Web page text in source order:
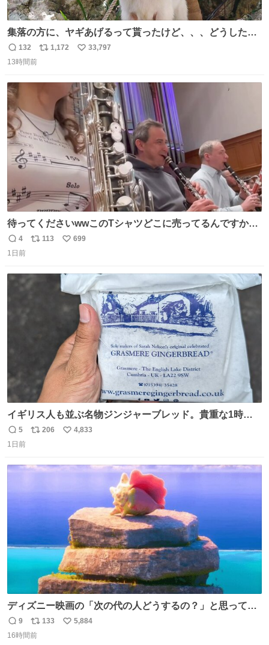
集落の方に、ヤギあげるって貰ったけど、、、どうしたら
ええんかわからん。 とりあえず軒先に繋いでるけど人慣れ
してないから、スマホの通知音でビクッてなってはる。
返
信
132
リ
ト
数
1,172
い
数
33,797
13時間前
待ってくださいwwこのTシャツどこに売ってるんですか
www
返
信
4
リ
113
い
699
1日前
イギリス人も並ぶ名物ジンジャーブレッド。貴重な1時間
の自由時間のうち20分並んだ価値があるぐらい美味しかっ
たです。
返
信
5
リ
ト
206
い
4,833
1日前
ディズニー映画の「次の代の人どうするの？」と思ってし
まうもの
返
信
9
リ
ポ
133
い
5,884
16時間前